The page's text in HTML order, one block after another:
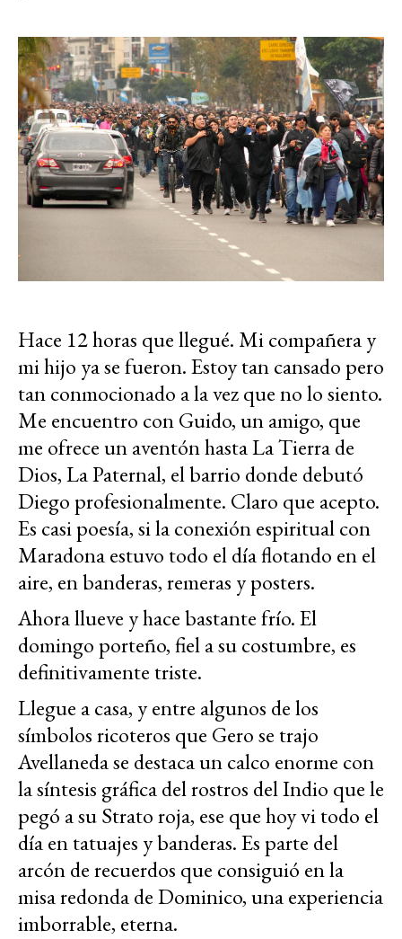
Hace 12 horas que llegué. Mi compañera y
mi hijo ya se fueron. Estoy tan cansado pero
tan conmocionado a la vez que no lo siento.
Me encuentro con Guido, un amigo, que
me ofrece un aventón hasta La Tierra de
Dios, La Paternal, el barrio donde debutó
Diego profesionalmente. Claro que acepto.
Es casi poesía, si la conexión espiritual con
Maradona estuvo todo el día flotando en el
aire, en banderas, remeras y posters.
Ahora llueve y hace bastante frío. El
domingo porteño, fiel a su costumbre, es
definitivamente triste.
Llegue a casa, y entre algunos de los
símbolos ricoteros que Gero se trajo
Avellaneda se destaca un calco enorme con
la síntesis gráfica del rostros del Indio que le
pegó a su Strato roja, ese que hoy vi todo el
día en tatuajes y banderas. Es parte del
arcón de recuerdos que consiguió en la
misa redonda de Dominico, una experiencia
imborrable, eterna.